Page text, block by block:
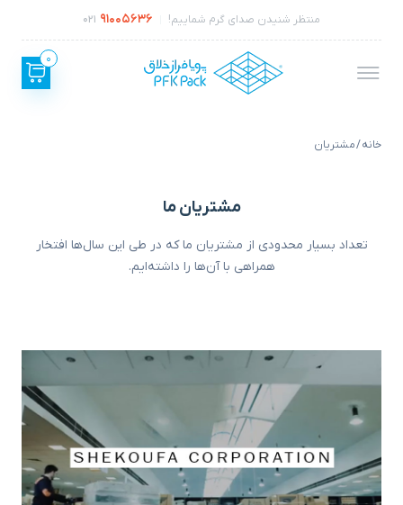
منتظر شنیدن صدای گرم شماییم! 91005636
021
0
خانه/ مشتریان
مشتریان ما
تعداد بسیار محدودی از مشتریان ما که در طی این سال‌ها افتخار
همراهی با آن‌ها را داشته‌ایم.